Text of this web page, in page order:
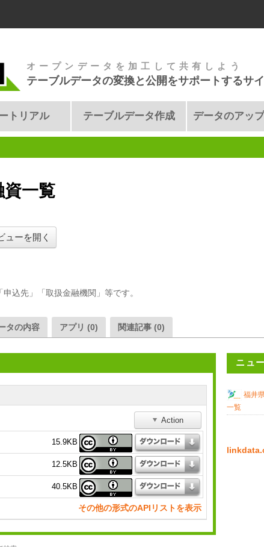
オープンデータを加工して共有しよう
テーブルデータの変換と公開をサポートするサ
トリアル テーブルデータ作成 データのアッ
資一覧
ューを開く
込先」「取扱金融機関」等です。
タの内容 アプリ (0) 関連記事 (0)
Action
15.9KB
12.5KB
40.5KB
その他の形式のAPIリストを表示
ニュ
福井県
一覧